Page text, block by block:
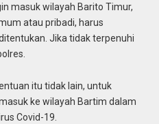
masuk wilayah Barito Timur,
atau pribadi, harus
Jika tidak terpenuhi
itu tidak lain, untuk
ke wilayah Bartim dalam
Covid-19.